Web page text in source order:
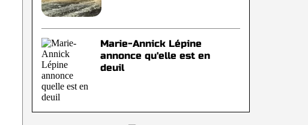
Marie-Annick Lépine
annonce qu'elle est en
deuil